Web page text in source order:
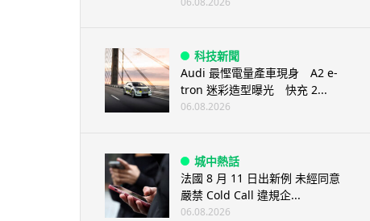
科技新聞
Audi 最慳電量產車現身 A2 e-
tron 迷彩造型曝光 快充 2...
06.08.2026
城中熱話
法國 8 月 11 日出新例 未經同意
嚴禁 Cold Call 違規企...
06.08.2026